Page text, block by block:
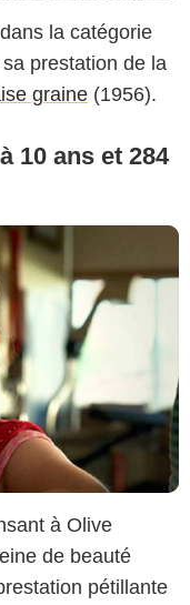
la catégorie
prestation de la
graine (1956).
10 ans et 284
à Olive
de beauté
pétillante